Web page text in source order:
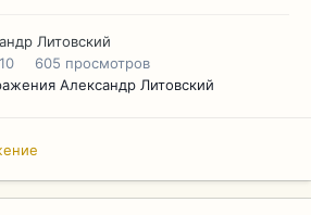
Литовский
605 просмотров
Александр Литовский